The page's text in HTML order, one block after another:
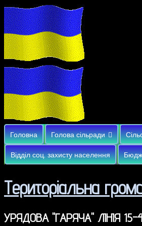
Головна Голова сільради
Відділ соц. захисту населення
Територіальна
УРЯДОВА "ГАРЯЧА" ЛІНІЯ 15-